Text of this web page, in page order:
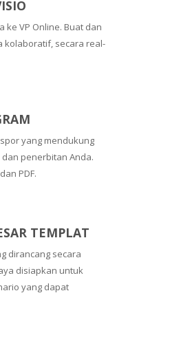
ke VP Online. Buat dan
kolaboratif, secara real-
yang mendukung
penerbitan Anda.
PDF.
TEMPLAT
dirancang secara
disiapkan untuk
yang dapat